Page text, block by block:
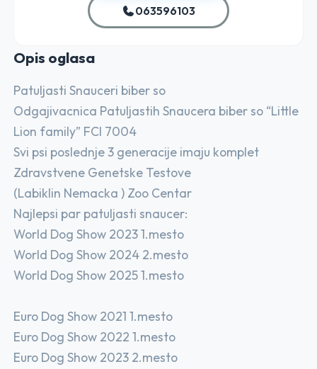
063596103
Opis oglasa
Patuljasti Snauceri biber so
Odgajivacnica Patuljastih Snaucera biber so “Little
Lion family” FCI 7004
Svi psi poslednje 3 generacije imaju komplet
Zdravstvene Genetske Testove
(Labiklin Nemacka ) Zoo Centar
Najlepsi par patuljasti snaucer:
World Dog Show 2023 1.mesto
World Dog Show 2024 2.mesto
World Dog Show 2025 1.mesto
Euro Dog Show 2021 1.mesto
Euro Dog Show 2022 1.mesto
Euro Dog Show 2023 2.mesto